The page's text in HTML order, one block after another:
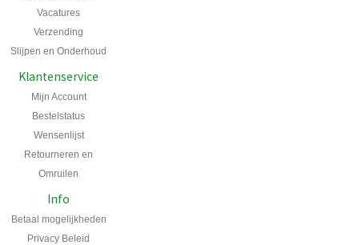
Vacatures
Verzending
Slijpen en Onderhoud
Klantenservice
Mijn Account
Bestelstatus
Wensenlijst
Retourneren en
Omruilen
Info
Betaal mogelijkheden
Privacy Beleid